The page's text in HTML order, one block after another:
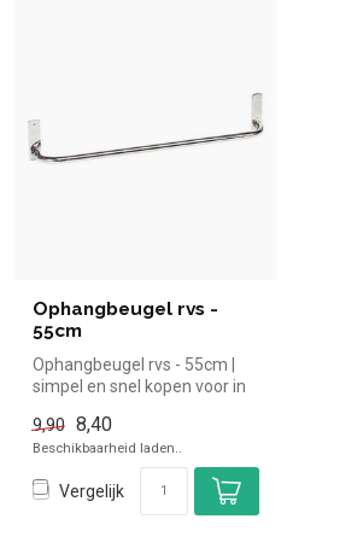
Ophangbeugel rvs -
55cm
Ophangbeugel rvs - 55cm |
simpel en snel kopen voor in
9,90 8,40
Beschikbaarheid laden..
Vergelijk